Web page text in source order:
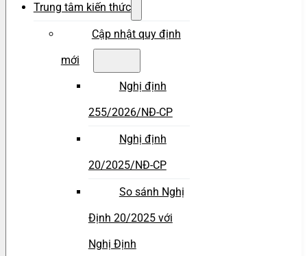
Trung tâm kiến thức
Cập nhật quy định
mới
Nghị định
255/2026/NĐ-CP
Nghị định
20/2025/NĐ-CP
So sánh Nghị
Định 20/2025 với
Nghị Định